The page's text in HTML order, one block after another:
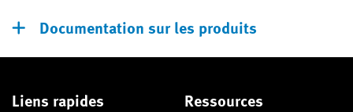
Documentation sur les produits
Liens rapides Ressources